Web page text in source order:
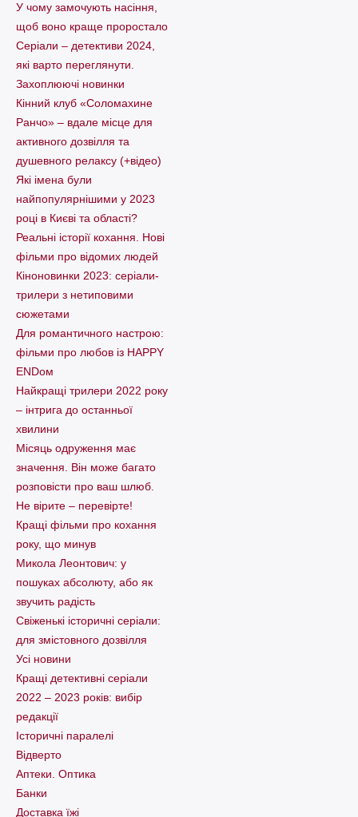
У чому замочують насіння,
щоб воно краще проростало
Серіали – детективи 2024,
які варто пеpеглянути.
Захоплюючі новинки
Кінний клуб «Соломахине
Ранчо» – вдале місце для
активного дозвілля та
душевного релаксу (+відео)
Які імена були
найпопулярнішими у 2023
році в Києві та області?
Реальні історії кохання. Нові
фільми про відомих людей
Кіноновинки 2023: серіали-
трилери з нетиповими
сюжетами
Для романтичного настрою:
фільми про любов із HAPPY
ENDом
Найкращі трилери 2022 року
– інтрига до останньої
хвилини
Місяць одруження має
значення. Він може багато
розповісти про ваш шлюб.
Не вірите – перевірте!
Кращі фільми про кохання
року, що минув
Микола Леонтович: у
пошуках абсолюту, або як
звучить радість
Свіженькі історичні серіали:
для змістовного дозвілля
Усі новини
Кращі детективні серіали
2022 – 2023 років: вибір
редакції
Історичні паралелі
Відверто
Аптеки. Оптика
Банки
Доставка їжі